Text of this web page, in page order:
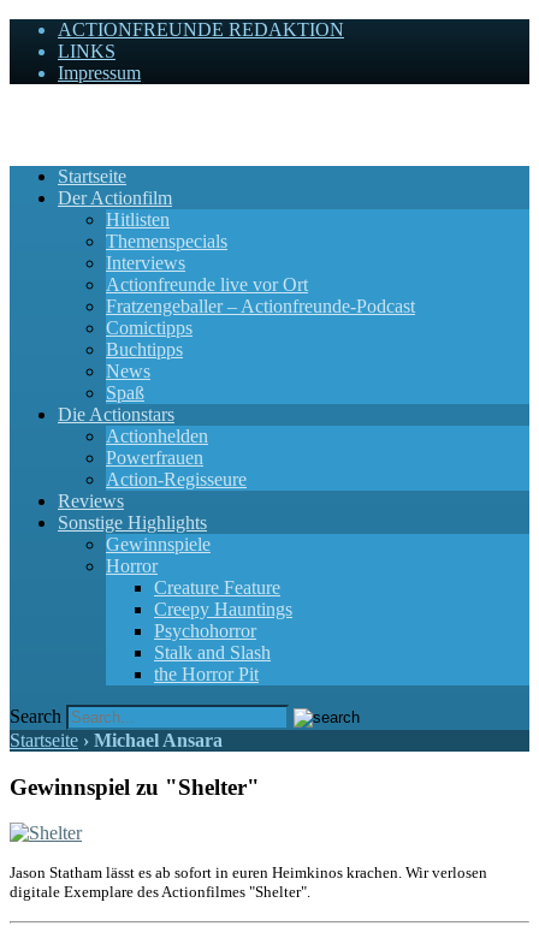
ACTIONFREUNDE REDAKTION
LINKS
Impressum
Startseite
Der Actionfilm
Hitlisten
Themenspecials
Interviews
Actionfreunde live vor Ort
Fratzengeballer – Actionfreunde-Podcast
Comictipps
Buchtipps
News
Spaß
Die Actionstars
Actionhelden
Powerfrauen
Action-Regisseure
Reviews
Sonstige Highlights
Gewinnspiele
Horror
Creature Feature
Creepy Hauntings
Psychohorror
Stalk and Slash
the Horror Pit
Search
Startseite › Michael Ansara
Gewinnspiel zu "Shelter"
Jason Statham lässt es ab sofort in euren Heimkinos krachen. Wir verlosen
digitale Exemplare des Actionfilmes "Shelter".